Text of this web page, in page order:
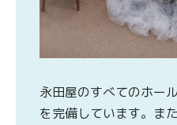
永田屋のすべてのホー
を完備しています。ま